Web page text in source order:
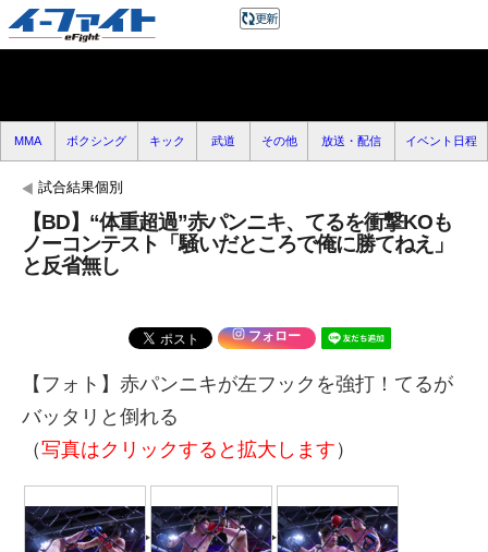
MMA ボクシング キック 武道 その他 放送・配信 イベント日程
試合結果個別
【BD】“体重超過”赤パンニキ、てるを衝撃KOも
ノーコンテスト「騒いだところで俺に勝てねえ」
と反省無し
フォロー
【フォト】赤パンニキが左フックを強打！てるが
バッタリと倒れる
（写真はクリックすると拡大します ）